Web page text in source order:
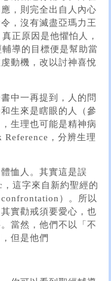
，則完全出自人內心
，沒有滅盡亞瑪力王
正原因是他懼怕人，
導的目標便是幫助當
動機，改以討神喜悅
中一再提到，人的問
生來是瞎眼的人（參
生理也可能是精神病
Reference，分辨生理
恤人。其實這是誤
這字來自新約聖經的
confrontation）。所以
實勸戒須要愛心，也
當然，他們不以「不
但是他們